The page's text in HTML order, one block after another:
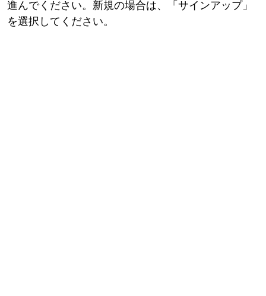
進んでください。新規の場合は、「サインアップ」
を選択してください。